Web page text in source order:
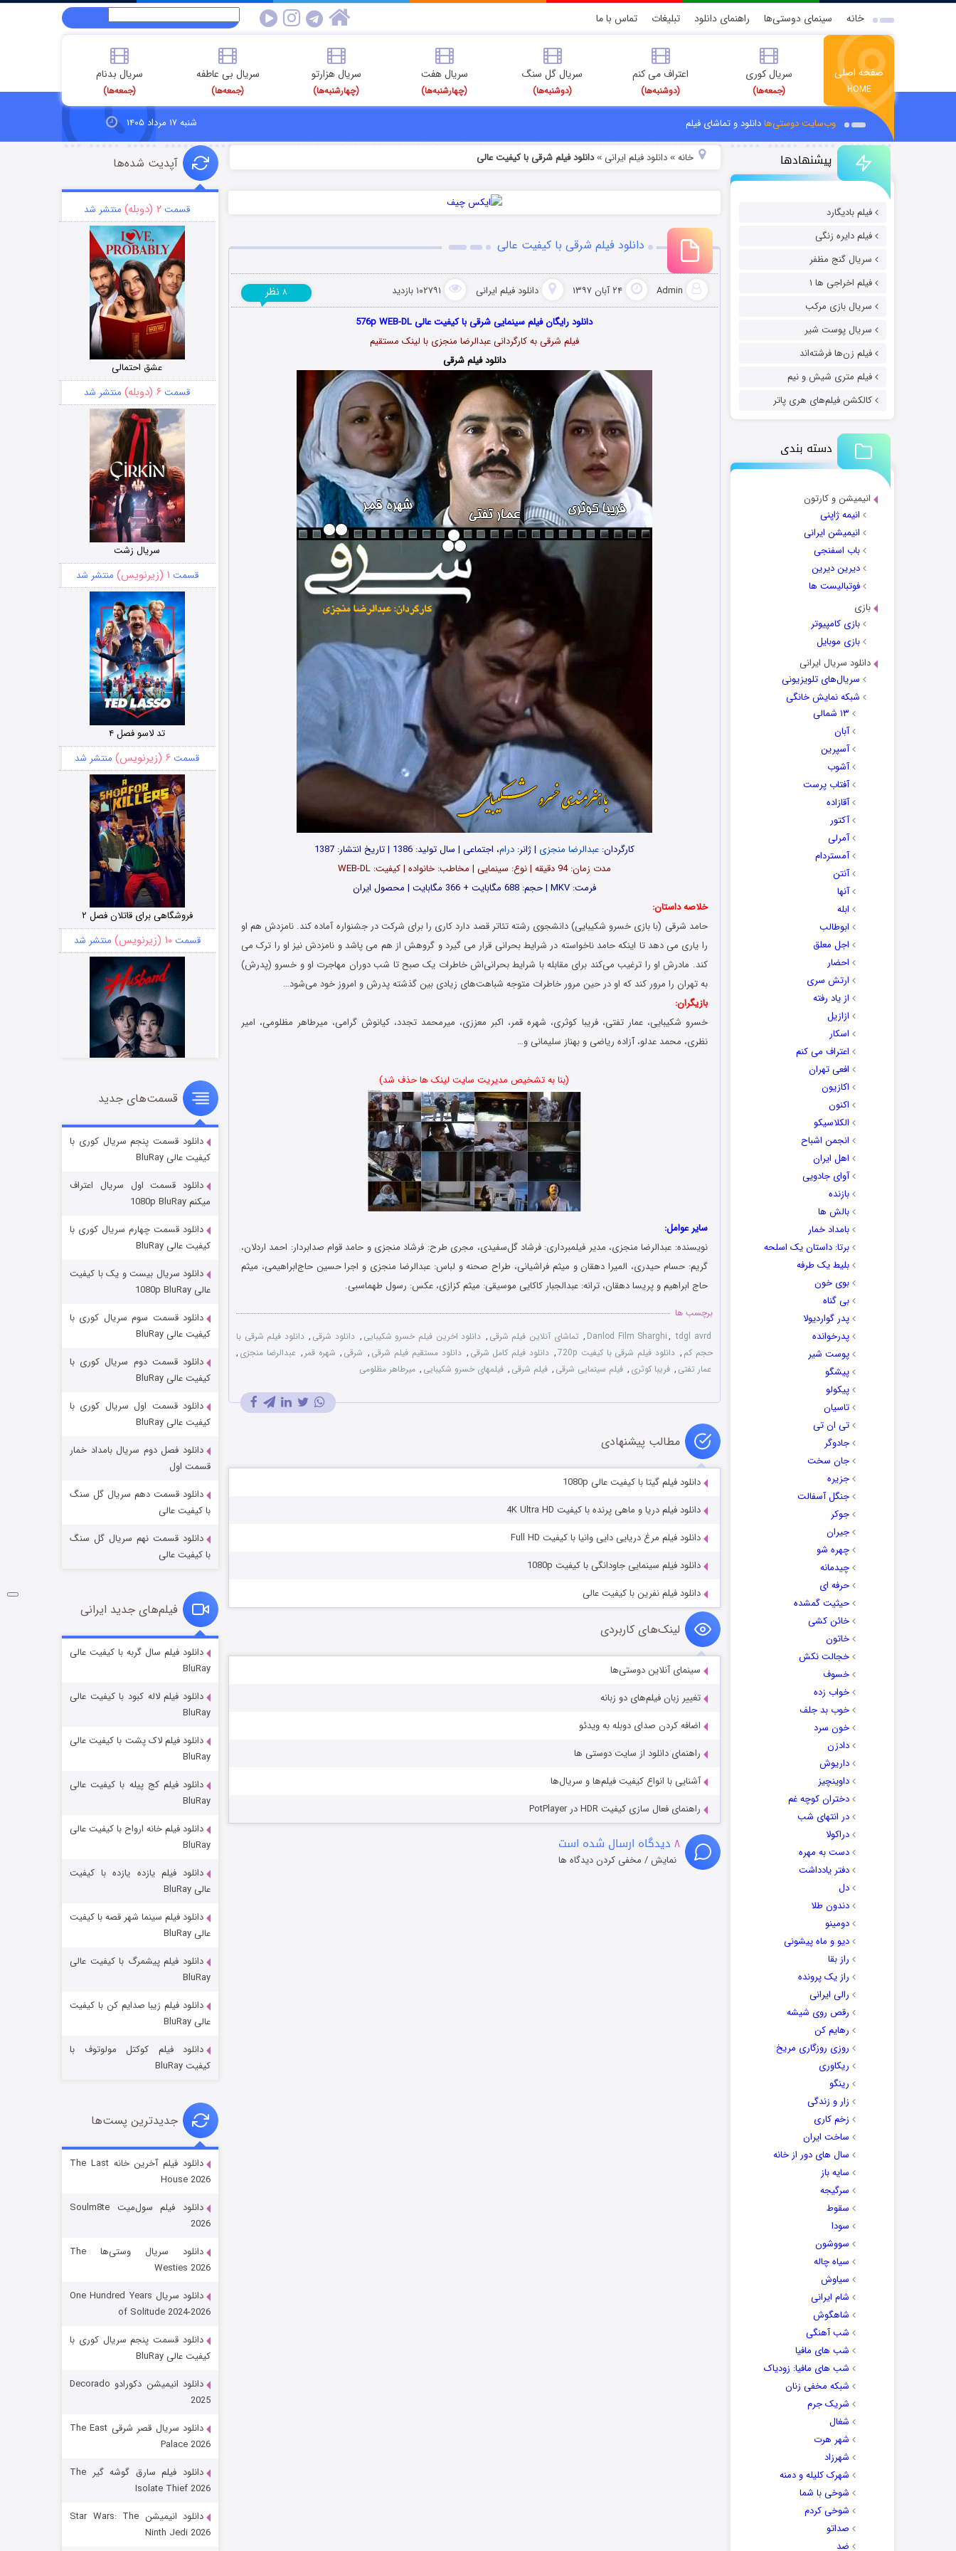
خانه سینمای دوستی‌ها راهنمای دانلود تبلیغات تماس با ما
صفحه اصلی
HOME
سریال کوری
(جمعه‌ها)
اعتراف می کنم
(دوشنبه‌ها)
سریال گل سنگ
(دوشنبه‌ها)
سریال هفت
(چهارشنبه‌ها)
سریال هزارتو
(چهارشنبه‌ها)
سریال بی عاطفه
(جمعه‌ها)
سریال بدنام
(جمعه‌ها)
وب‌سایت دوستی‌هادانلود و تماشای فیلم شنبه ۱۷ مرداد ۱۴۰۵
پیشنهادها
فیلم بادیگارد
فیلم دایره زنگی
سریال گنج مظفر
فیلم اخراجی ها ۱
سریال بازی مرکب
سریال پوست شیر
فیلم زن‌ها فرشته‌اند
فیلم متری شیش و نیم
کالکشن فیلم‌های هری پاتر
دسته بندی
انیمیشن و کارتون
انیمه ژاپنی
انیمیشن ایرانی
باب اسفنجی
دیرین دیرین
فوتبالیست ها
بازی
بازی کامپیوتر
بازی موبایل
دانلود سریال ایرانی
سریال‌های تلویزیونی
شبکه نمایش خانگی
۱۳ شمالی
آبان
آسپرین
آشوب
آفتاب پرست
آقازاده
آکتور
آمرلی
آمستردام
آنتن
آنها
ابله
ابوطالب
اجل معلق
احضار
ارتش سری
از یاد رفته
ازازیل
اسکار
اعتراف می کنم
افعی تهران
اکازیون
اکنون
الکلاسیکو
انجمن اشباح
اهل ایران
آوای جادویی
بازنده
بالش ها
بامداد خمار
برتا: داستان یک اسلحه
بلیط یک‌‌ طرفه
بوی خون
بی گناه
پدر گواردیولا
پدرخوانده
پوست شیر
پیشگو
پیکولو
تاسیان
تی ان تی
جادوگر
جان سخت
جزیره
جنگل آسفالت
جوکر
جیران
چهره شو
چیدمانه
حرفه ای
حیثیت گمشده
خائن کشی
خاتون
خجالت نکش
خسوف
خواب زده
خوب بد جلف
خون سرد
دادزن
داریوش
داوینچیز
دختران کوچه غم
در انتهای شب
دراکولا
دست به مهره
دفتر یادداشت
دل
دندون طلا
دومینو
دیو و ماه پیشونی
راز بقا
راز یک پرونده
رالی ایرانی
رقص روی شیشه
رهایم کن
روزی روزگاری مریخ
ریکاوری
رینگو
زار و زندگی
زخم کاری
ساخت ایران
سال های دور از خانه
سایه باز
سرگیجه
سقوط
سودا
سووشون
سیاه چاله
سیاوش
شام ایرانی
شاهگوش
شب آهنگی
شب های مافیا
شب های مافیا: زودیاک
شبکه مخفی زنان
شریک جرم
شغال
شهر هرت
شهرزاد
شهرک کلیله و دمنه
شوخی با شما
شوخی کردم
صداتو
ضد
خانه» دانلود فیلم‌ ایرانی »دانلود فیلم شرقی با کیفیت عالی
دانلود فیلم شرقی با کیفیت عالی
Admin ۲۴ آبان ۱۳۹۷ دانلود فیلم‌ ایرانی ۱۰۲۷۹۱ بازدید ۸ نظر
دانلود رایگان فیلم سینمایی شرقی با کیفیت عالی 576p WEB-DL
فیلم شرقی به کارگردانی عبدالرضا منجزی با لینک مستقیم
دانلود فیلم شرقی
کارگردان:عبدالرضا منجزی | ژانر:درام، اجتماعی | سال تولید: 1386 | تاریخ انتشار: 1387
مدت زمان: 94 دقیقه | نوع: سینمایی | مخاطب: خانواده | کیفیت: WEB-DL
فرمت: MKV | حجم: 688 مگابایت + 366 مگابایت | محصول ایران
خلاصه داستان:
حامد شرقی (با بازی خسرو شکیبایی) دانشجوی رشته تئاتر قصد دارد کاری را برای شرکت در جشنواره آماده کند. نامزدش هم او
را یاری می دهد تا اینکه حامد ناخواسته در شرایط بحرانی قرار می گیرد و گروهش از هم می پاشد و نامزدش نیز او را ترک می
کند. مادرش او را ترغیب می‌کند برای مقابله با شرایط بحرانی‌اش خاطرات یک صبح تا شب دوران مهاجرت او و خسرو (پدرش)
به تهران را مرور کند که او در حین مرور خاطرات متوجه شباهت‌های زیادی بین گذشته پدرش و امروز خود می‌شود…
بازیگران:
خسرو شکیبایی، عمار تفتی، فریبا کوثری، شهره قمر، اکبر معززی، میرمحمد تجدد، کیانوش گرامی، میرطاهر مظلومی، امیر
نظری، محمد عدلو، آزاده ریاضی و بهناز سلیمانی و…
(بنا به تشخیص مدیریت سایت لینک ها حذف شد)
سایر عوامل:
نویسنده: عبدالرضا منجزی، مدیر فیلمبرداری: فرشاد گل‌سفیدی، مجری طرح: فرشاد منجزی و حامد قوام صدابردار: احمد اردلان،
گریم: حسام حیدری، المیرا دهقان و میثم فراشیانی، طراح صحنه و لباس: عبدالرضا منجزی و اجرا حسین حاج‌ابراهیمی، میثم
حاج ابراهیم و پریسا دهقان، ترانه: عبدالجبار کاکایی موسیقی: میثم کزازی، عکس: رسول طهماسبی.
برچسب ها
Danlod Film Sharghi, tdgl avrd
, تماشای آنلاین فیلم شرقی , دانلود اخرین فیلم خسرو شکیبایی , دانلود شرقی , دانلود فیلم شرقی با
حجم کم , دانلود فیلم شرقی با کیفیت 720p , دانلود فیلم کامل شرقی , دانلود مستقیم فیلم شرقی , شرقی , شهره قمر , عبدالرضا منجزی ,
عمار تفتی , فریبا کوثری , فیلم سینمایی شرقی , فیلم شرقی , فیلمهای خسرو شکیبایی , میرطاهر مظلومی
مطالب پیشنهادی
دانلود فیلم گیتا با کیفیت عالی 1080p
دانلود فیلم دریا و ماهی پرنده با کیفیت 4K Ultra HD
دانلود فیلم مرغ دریایی دایی وانیا با کیفیت Full HD
دانلود فیلم سینمایی جاودانگی با کیفیت 1080p
دانلود فیلم نفرین با کیفیت عالی
لینک‌های کاربردی
سینمای آنلاین دوستی‌ها
تغییر زبان فیلم‌های دو زبانه
اضافه کردن صدای دوبله به ویدئو
راهنمای دانلود از سایت دوستی ها
آشنایی با انواع کیفیت فیلم‌ها و سریال‌ها
راهنمای فعال سازی کیفیت HDR در PotPlayer
۸ دیدگاه ارسال شده است
نمایش / مخفی کردن دیدگاه ها
آپدیت شده‌ها
قسمت ۲ (دوبله) منتشر شد
عشق احتمالی
قسمت ۶ (دوبله) منتشر شد
سریال زشت
قسمت ۱ (زیرنویس) منتشر شد
تد لاسو فصل ۴
قسمت ۶ (زیرنویس) منتشر شد
فروشگاهی برای قاتلان فصل ۲
قسمت۱۰ (زیرنویس) منتشر شد
شوهر
قسمت۸ (زیرنویس) منتشر شد
عملیات آپارتمان
مردگان متحرک: شهر مرده ۳
قسمت ۲ (زیرنویس) منتشر شد
شکست استوارت در نجات جهان
قسمت
شوگر فصل ۲
خاندان اژدها فصل ۳
قسمت
باب اسفنجی فصل ۱۷
قسمت
قسمت‌های جدید
دانلود قسمت پنجم سریال کوری با
کیفیت عالی BluRay
دانلود قسمت اول سریال اعتراف
میکنم 1080p BluRay
دانلود قسمت چهارم سریال کوری با
کیفیت عالی BluRay
دانلود سریال بیست و یک با کیفیت
عالی 1080p BluRay
دانلود قسمت سوم سریال کوری با
کیفیت عالی BluRay
دانلود قسمت دوم سریال کوری با
کیفیت عالی BluRay
دانلود قسمت اول سریال کوری با
کیفیت عالی BluRay
دانلود فصل دوم سریال بامداد خمار
قسمت اول
دانلود قسمت دهم سریال گل سنگ
با کیفیت عالی
دانلود قسمت نهم سریال گل سنگ
با کیفیت عالی
فیلم‌های جدید ایرانی
دانلود فیلم سال گربه با کیفیت عالی
BluRay
دانلود فیلم لاله کبود با کیفیت عالی
BluRay
دانلود فیلم لاک پشت با کیفیت عالی
BluRay
دانلود فیلم کج‌ پیله با کیفیت عالی
BluRay
دانلود فیلم خانه ارواح با کیفیت عالی
BluRay
دانلود فیلم یازده یازده با کیفیت
عالی BluRay
دانلود فیلم سینما شهر قصه با کیفیت
عالی BluRay
دانلود فیلم پیشمرگ با کیفیت عالی
BluRay
دانلود فیلم زیبا صدایم کن با کیفیت
عالی BluRay
دانلود فیلم کوکتل مولوتوف با
کیفیت BluRay
جدیدترین پست‌ها
دانلود فیلم آخرین خانه The Last
House 2026
دانلود فیلم سول‌میت Soulm8te
2026
دانلود سریال وستی‌ها The
Westies 2026
دانلود سریال One Hundred Years
of Solitude 2024-2026
دانلود قسمت پنجم سریال کوری با
کیفیت عالی BluRay
دانلود انیمیشن دکورادو Decorado
2025
دانلود سریال قصر شرقی The East
Palace 2026
دانلود فیلم سارق گوشه گیر The
Isolate Thief 2026
دانلود انیمیشن Star Wars: The
Ninth Jedi 2026